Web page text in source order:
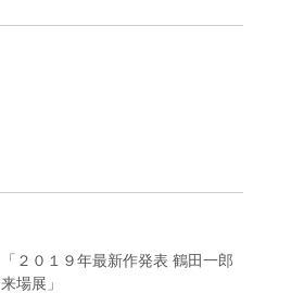
「２０１９年最新作発表 鶴田一郎
来場展」